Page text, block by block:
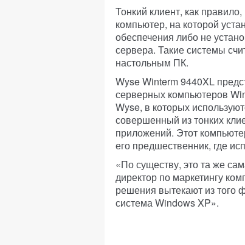
Тонкий клиент, как
компьютер, на которой
обеспечения либо не
сервера. Такие системы
настольным ПК.
Wyse Winterm 9440XL
серверных компьютеров
Wyse, в которых
совершенный из тонких
приложений. Этот
его предшественник, где
«По существу, это та же
директор по маркетингу
решения вытекают из того
система Windows XP».